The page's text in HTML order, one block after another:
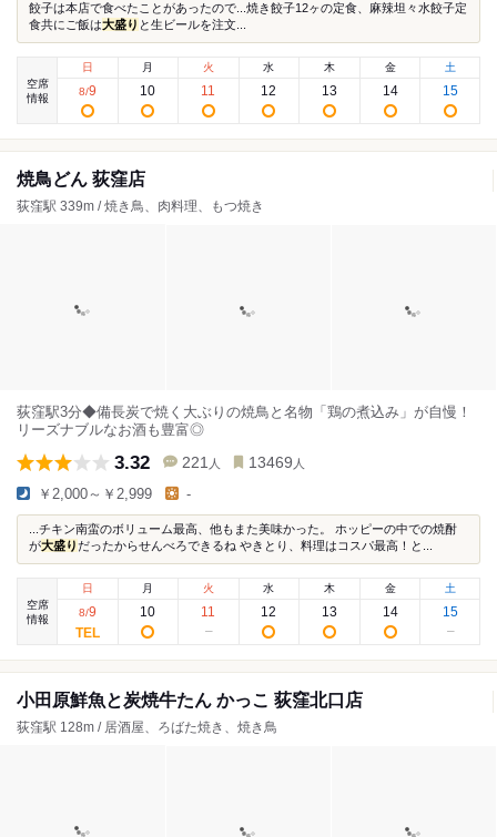
餃子は本店で食べたことがあったので...焼き餃子12ヶの定食、麻辣坦々水餃子定
食共にご飯は大盛り と生ビールを注文...
空席
情報
日
8/9
月
10
火
11
水
12
木
13
金
14
土
15
焼鳥どん 荻窪店
荻窪駅 339m / 焼き鳥、肉料理、もつ焼き
荻窪駅3分◆備長炭で焼く大ぶりの焼鳥と名物「鶏の煮込み」が自慢！
リーズナブルなお酒も豊富◎
3.32 221 人 13469 人
￥2,000～￥2,999 -
...チキン南蛮のボリューム最高、他もまた美味かった。 ホッピーの中での焼酎
が大盛りだったからせんべろできるね やきとり、料理はコスパ最高！と...
空席
情報
日
8/9
月
10
火
11
水
12
木
13
金
14
土
15
小田原鮮魚と炭焼牛たん かっこ 荻窪北口店
荻窪駅 128m / 居酒屋、ろばた焼き、焼き鳥